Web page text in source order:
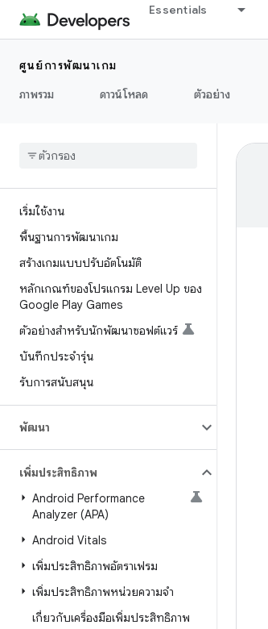
Essentials
ศูนย์การพัฒนาเกม
ภาพรวม
ดาวน์โหลด ตัวอย่าง
เริ่มใช้งาน
พื้นฐานการพัฒนาเกม
สร้างเกมแบบปรับอัตโนมัติ
หลักเกณฑ์ของโปรแกรม Level Up ของ
Google Play Games
ตัวอย่างสำหรับนักพัฒนาซอฟต์แวร์
บันทึกประจำรุ่น
รับการสนับสนุน
พัฒนา
เพิ่มประสิทธิภาพ
Android Performance
Analyzer (APA)
Android Vitals
เพิ่มประสิทธิภาพอัตราเฟรม
เพิ่มประสิทธิภาพหน่วยความจํา
เกี่ยวกับเครื่องมือเพิ่มประสิทธิภาพ